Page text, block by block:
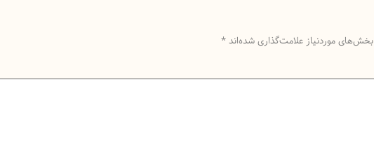
بخش‌های موردنیاز علامت‌گذاری شده‌اند *